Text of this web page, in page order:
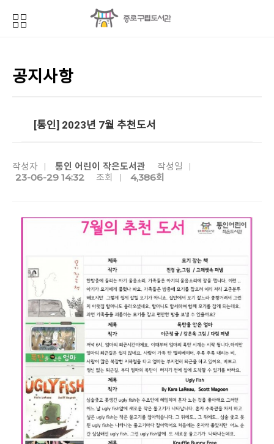
공지사항
[통인] 2023년 7월 추천도서 ​
작성자 통인 어린이 작은도서관 작성일
23-06-29 14:32 조회 4,386회